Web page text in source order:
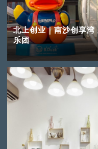
北上创业｜南沙创享湾
乐团